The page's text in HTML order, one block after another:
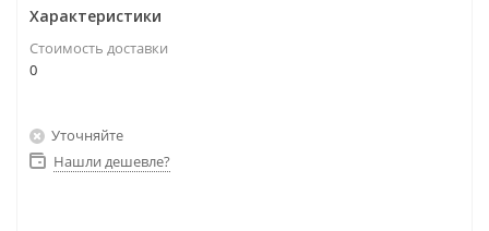
Характеристики
Стоимость доставки
0
Уточняйте
Нашли дешевле?